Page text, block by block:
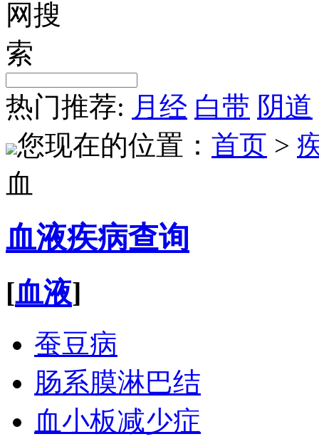
热门推荐: 月经 白带 阴道
您现在的位置： 首页 >
血
血液疾病查询
[血液]
蚕豆病
肠系膜淋巴结
血小板减少症